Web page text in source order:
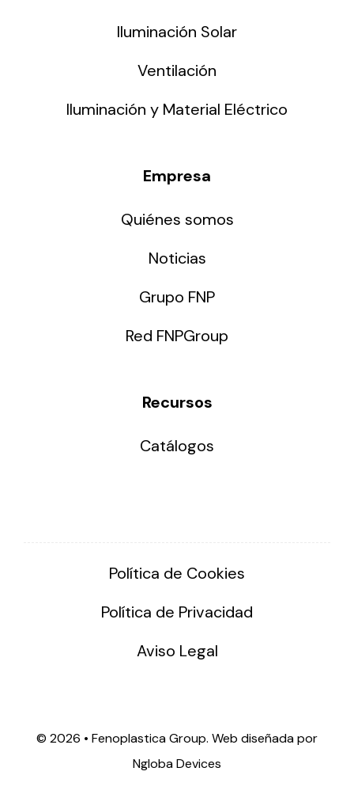
Iluminación Solar
Ventilación
Iluminación y Material Eléctrico
Empresa
Quiénes somos
Noticias
Grupo FNP
Red FNPGroup
Recursos
Catálogos
Política de Cookies
Política de Privacidad
Aviso Legal
© 2026 • Fenoplastica Group. Web diseñada por
Ngloba Devices